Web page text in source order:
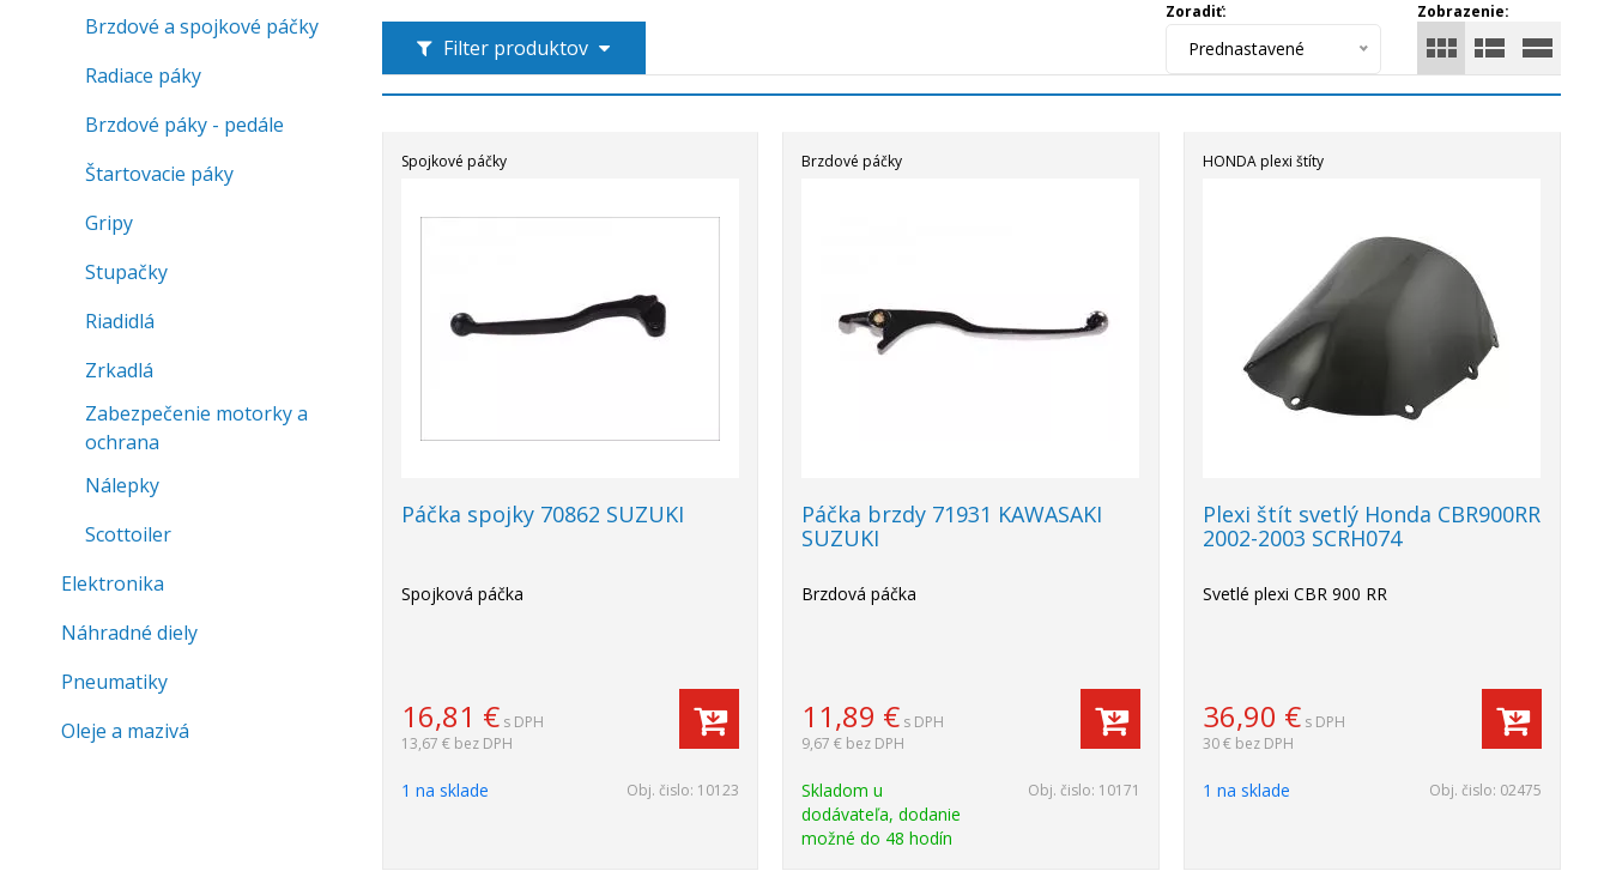
Filter produktov
Zobrazenie:
Zoradiť:
Prednastavené
Spojkové páčky
Páčka spojky 70862 SUZUKI
Spojková páčka
16,81 € s DPH
13,67 € bez DPH
1 na sklade Obj. čislo: 10123
Brzdové páčky
Páčka brzdy 71931 KAWASAKI
SUZUKI
Brzdová páčka
11,89 € s DPH
9,67 € bez DPH
Skladom u
dodávateľa, dodanie
možné do 48 hodín
Obj. čislo: 10171
HONDA plexi štíty
Plexi štít svetlý Honda CBR900RR
2002-2003 SCRH074
Svetlé plexi CBR 900 RR
36,90 € s DPH
30 € bez DPH
1 na sklade Obj. čislo: 02475
Brzdové a spojkové páčky
Radiace páky
Brzdové páky - pedále
Štartovacie páky
Gripy
Stupačky
Riadidlá
Zrkadlá
Zabezpečenie motorky a
ochrana
Nálepky
Scottoiler
Elektronika
Náhradné diely
Pneumatiky
Oleje a mazivá